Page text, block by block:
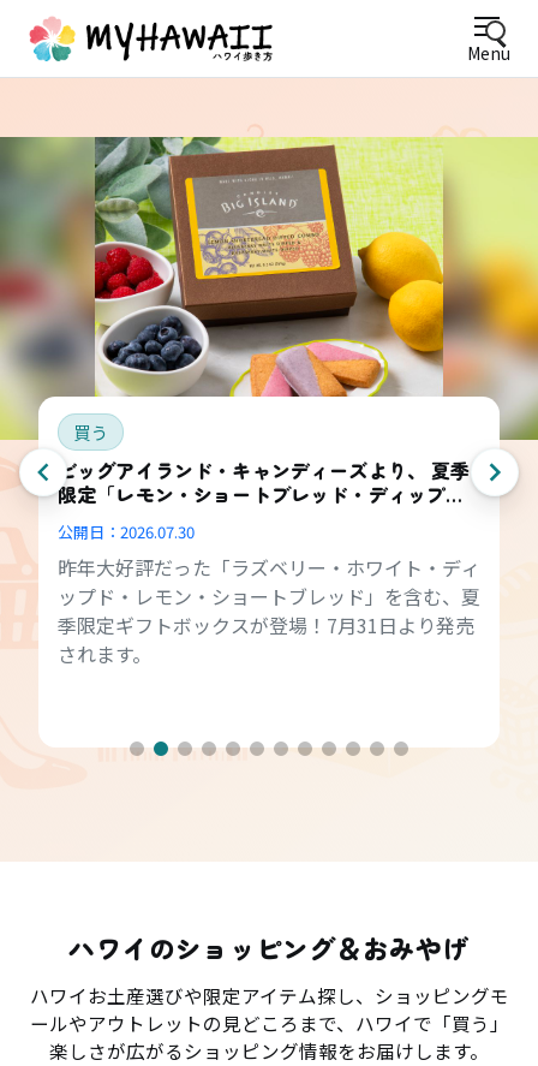
Menu
買う
ビッグアイランド・キャンディーズより、 夏季
限定「レモン・ショートブレッド・ディップ
公開日： 2026.07.30
昨年大好評だった「ラズベリー・ホワイト・ディ
ップド・レモン・ショートブレッド」を含む、夏
季限定ギフトボックスが登場！7月31日より発売
されます。
ハワイのショッピング＆おみやげ
ハワイお土産選びや限定アイテム探し、ショッピングモ
ールやアウトレットの見どころまで、ハワイで「買う」
楽しさが広がるショッピング情報をお届けします。